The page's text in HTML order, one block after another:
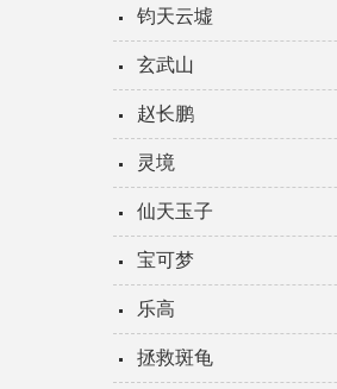
钧天云墟
玄武山
赵长鹏
灵境
仙天玉子
宝可梦
乐高
拯救斑龟